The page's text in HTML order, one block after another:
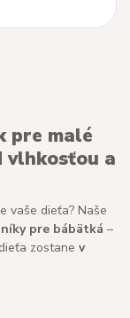
pre malé
vlhkosťou a
vaše dieťa? Naše
pre bábätká –
zostane v